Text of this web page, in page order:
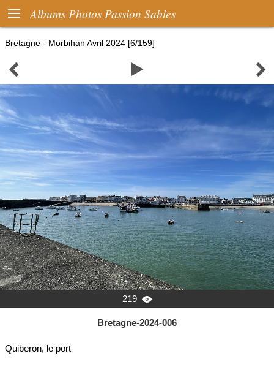
 Albums Photos Passion Sables
Bretagne - Morbihan Avril 2024 [6/159]
  
219 
Bretagne-2024-006
Quiberon, le port